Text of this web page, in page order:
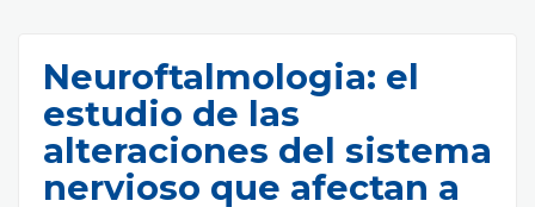
Neuroftalmologia: el
estudio de las
alteraciones del sistema
nervioso que afectan a